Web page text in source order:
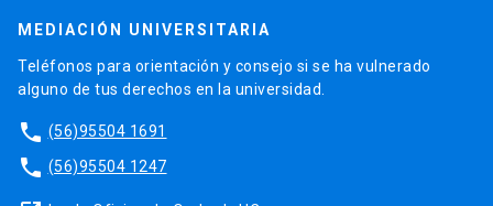
MEDIACIÓN UNIVERSITARIA
Teléfonos para orientación y consejo si se ha vulnerado
alguno de tus derechos en la universidad.
phone (56)95504 1691
phone (56)95504 1247